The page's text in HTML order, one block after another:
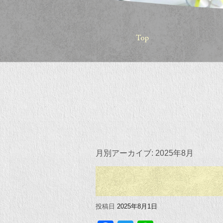
月別アーカイブ: 2025年8月
投稿日 2025年8月1日